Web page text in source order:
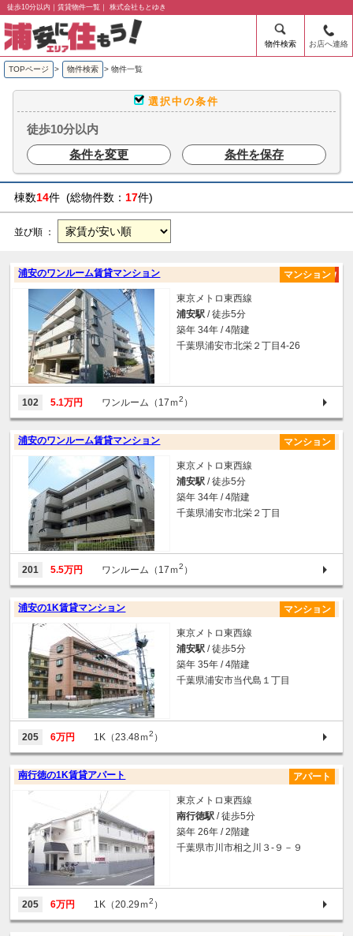
徒歩10分以内｜賃貸物件一覧｜ 株式会社もとゆき
物件検索 お店へ連絡
TOPページ > 物件検索 > 物件一覧
選択中の条件
徒歩10分以内
条件を変更
条件を保存
棟数14件 (総物件数： 17件)
並び順 ：
浦安のワンルーム賃貸マンション マンション
東京メトロ東西線
浦安駅 / 徒歩5分
築年 34年 / 4階建
千葉県浦安市北栄２丁目4-26
102 5.1万円 ワンルーム（17ｍ2 ）
浦安のワンルーム賃貸マンション マンション
東京メトロ東西線
浦安駅 / 徒歩5分
築年 34年 / 4階建
千葉県浦安市北栄２丁目
201 5.5万円 ワンルーム（17ｍ2 ）
浦安の1K賃貸マンション マンション
東京メトロ東西線
浦安駅 / 徒歩5分
築年 35年 / 4階建
千葉県浦安市当代島１丁目
205 6万円 1K（23.48ｍ2 ）
南行徳の1K賃貸アパート アパート
東京メトロ東西線
南行徳駅 / 徒歩5分
築年 26年 / 2階建
千葉県市川市相之川３-９－９
205 6万円 1K（20.29ｍ2 ）